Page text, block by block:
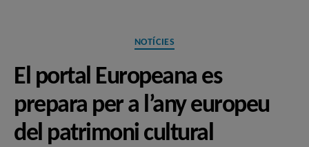
Categories
NOTÍCIES
El portal Europeana es
prepara per a l’any europeu
del patrimoni cultural